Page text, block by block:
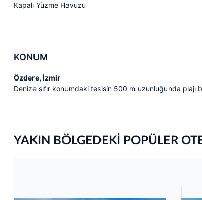
Kapalı Yüzme Havuzu
KONUM
Özdere, İzmir
Denize sıfır konumdaki tesisin 500 m uzunluğunda
YAKIN BÖLGEDEKİ POPÜLER